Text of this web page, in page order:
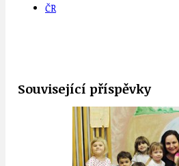
ČR
Související příspěvky